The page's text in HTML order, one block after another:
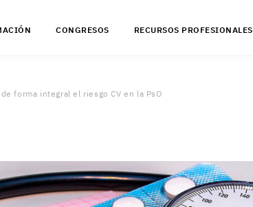
CONGRESOS RECURSOS PROFESIONALES
forma integral el riesgo CV en la PsO